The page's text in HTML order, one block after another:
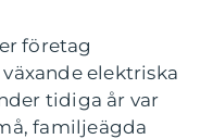
företag
elektriska
tidiga år var
familjeägda